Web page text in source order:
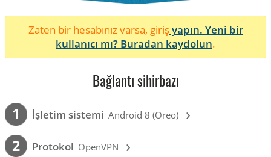
Zaten bir hesabınız varsa, girişyapın. Yeni bir
kullanıcı mı? Buradan kaydolun.
Bağlantı sihirbazı
1 İşletim sistemi Android 8 (Oreo) ›
2 Protokol OpenVPN ›